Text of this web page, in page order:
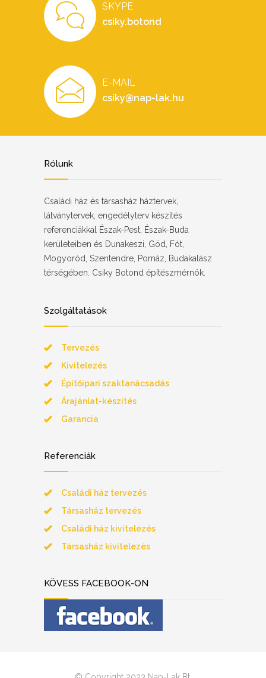
SKYPE
csiky.botond
E-MAIL
csiky@nap-lak.hu
Rólunk
Családi ház és társasház háztervek,
látványtervek, engedélyterv készítés
referenciákkal Észak-Pest, Észak-Buda
kerületeiben és Dunakeszi, Göd, Fót,
Mogyoród, Szentendre, Pomáz, Budakalász
térségében. Csiky Botond építészmérnök.
Szolgáltatások
Tervezés
Kivitelezés
Építőipari szaktanácsadás
Árajánlat-készítés
Garancia
Referenciák
Családi ház tervezés
Társasház tervezés
Családi ház kivitelezés
Társasház kivitelezés
KÖVESS FACEBOOK-ON